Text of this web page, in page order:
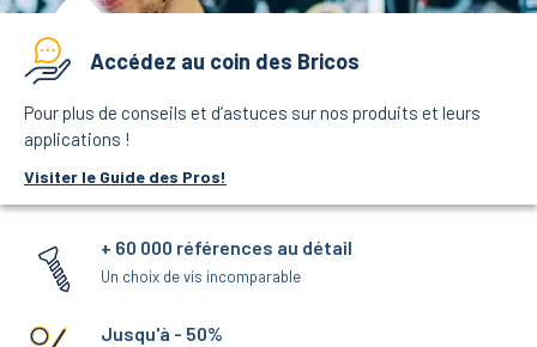
Accédez au coin des Bricos
Pour plus de conseils et d’astuces sur nos produits et leurs
applications !
Visiter le Guide des Pros!
+ 60 000 références au détail
Un choix de vis incomparable
Jusqu'à - 50%